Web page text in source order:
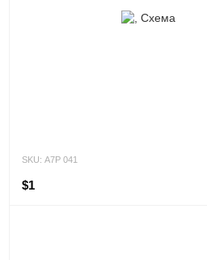
SKU: А7Р 041
$1